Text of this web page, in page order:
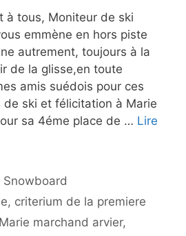
à tous, Moniteur de ski
emmène en hors piste
autrement, toujours à la
de la glisse,en toute
amis suédois pour ces
de ski et félicitation à Marie
sa 4éme place de … Lire
Snowboard
, criterium de la premiere
Marie marchand arvier,